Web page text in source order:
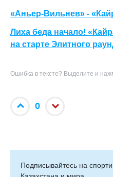
«Аньер-Вильнев» -
Лиха беда начало!
на старте Элитного
Ошибка в тексте? Выделите и
0
Подписывайтесь на